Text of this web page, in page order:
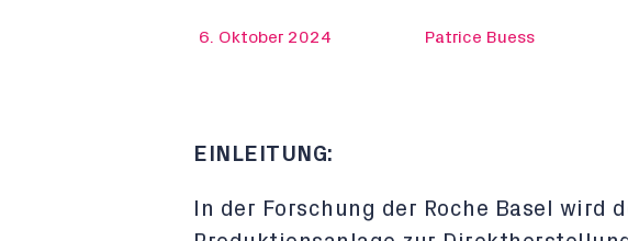
6. Oktober 2024 Patrice Buess
EINLEITUNG:
In der Forschung der Roche Basel wird